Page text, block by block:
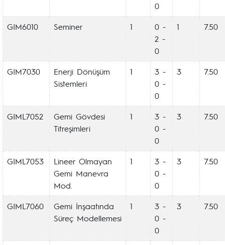
0
GIM6010 Seminer 1
0 -
2 -
0
1 7.50
GIM7030
Enerji Dönüşüm
Sistemleri
1
3 -
0 -
0
3 7.50
GIML7052
Gemi Gövdesi
Titreşimleri
1
3 -
0 -
0
3 7.50
GIML7053
Lineer Olmayan
Gemi Manevra
Mod.
1
3 -
0 -
0
3 7.50
GIML7060
Gemi İnşaatında
Süreç Modellemesi
1
3 -
0 -
0
3 7.50